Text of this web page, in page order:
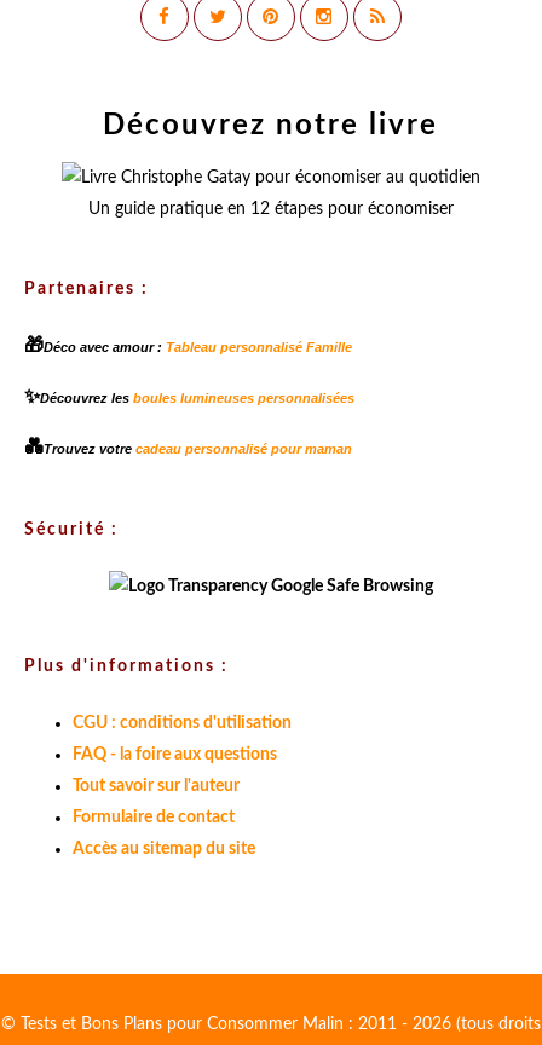
Découvrez notre livre
Un guide pratique en 12 étapes pour économiser
Partenaires :
🎁Déco avec amour : Tableau personnalisé Famille
✨Découvrez les boules lumineuses personnalisées
💑Trouvez votre cadeau personnalisé pour maman
Sécurité :
Plus d'informations :
CGU : conditions d'utilisation
FAQ - la foire aux questions
Tout savoir sur l'auteur
Formulaire de contact
Accès au sitemap du site
© Tests et Bons Plans pour Consommer Malin : 2011 - 2026 (tous droits